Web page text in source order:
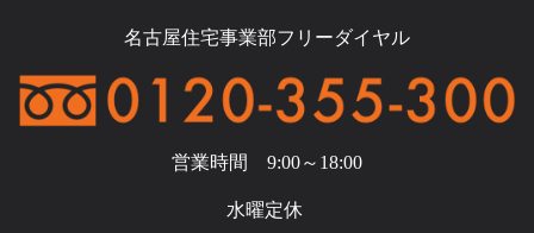
名古屋住宅事業部フリーダイヤル
営業時間 9:00～18:00
水曜定休